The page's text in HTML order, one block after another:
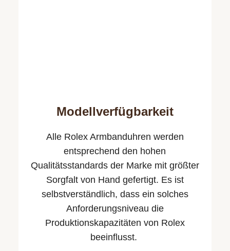
Modellverfügbarkeit
Alle Rolex Armbanduhren werden
entsprechend den hohen
Qualitäts­standards der Marke mit größter
Sorgfalt von Hand gefertigt. Es ist
selbstverständlich, dass ein solches
Anforderungsniveau die
Produktionskapazitäten von Rolex
beeinflusst.